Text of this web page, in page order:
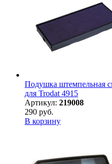
Подушка штемпельная
для Trodat 4915
Артикул: 219008
290 руб.
В корзину